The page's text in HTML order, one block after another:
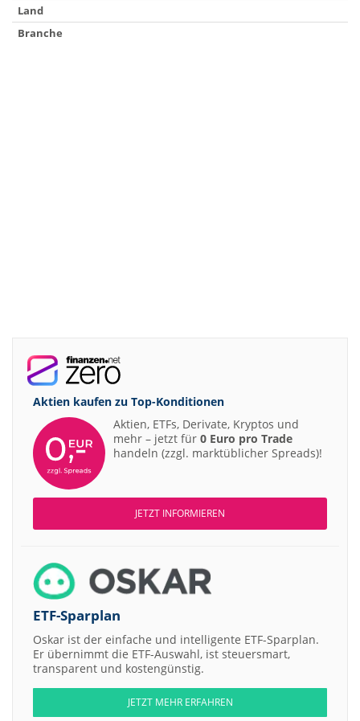
Land
Branche
Aktien kaufen zu Top-Konditionen
Aktien, ETFs, Derivate, Kryptos und
mehr – jetzt für 0 Euro pro Trade
handeln (zzgl. marktüblicher Spreads)!
JETZT INFORMIEREN
ETF-Sparplan
Oskar ist der einfache und intelligente ETF-Sparplan.
Er übernimmt die ETF-Auswahl, ist steuersmart,
transparent und kostengünstig.
JETZT MEHR ERFAHREN